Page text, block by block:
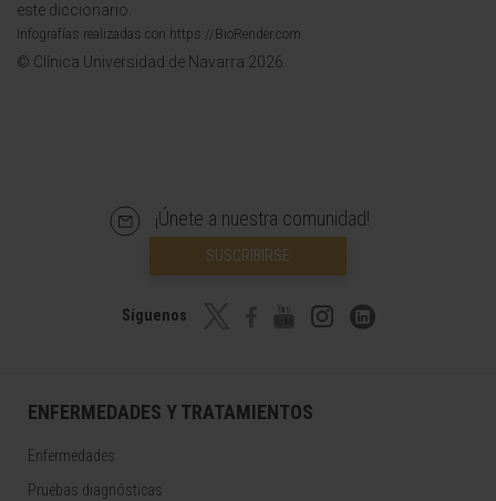
este diccionario.
Infografías realizadas con https://BioRender.com
© Clínica Universidad de Navarra 2026
¡Únete a nuestra comunidad!
SUSCRIBIRSE
Síguenos
ENFERMEDADES Y TRATAMIENTOS
Enfermedades
Pruebas diagnósticas